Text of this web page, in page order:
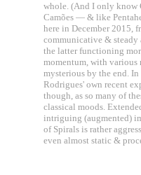
whole. (And I only know
Camões — & like
here in December 2015,
communicative & steady
the latter functioning
momentum, with
mysterious by the end.
Rodrigues' own recent
though, as so many of
classical moods.
intriguing (augmented)
of Spirals is rather
even almost static &